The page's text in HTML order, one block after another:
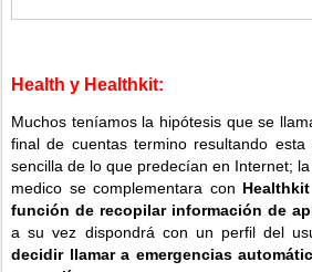
Health y Healthkit:
Muchos teníamos la hipótesis que se
final de cuentas termino resultando
sencilla de lo que predecían en Internet;
medico se complementara con
función de recopilar información de
a su vez dispondrá con un perfil del
decidir llamar a emergencias